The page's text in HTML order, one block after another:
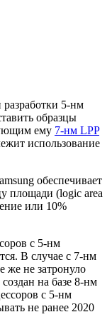
разработки 5-нм
образцы
ему 7-нм LPP
использование
обеспечивает
площади (logic area
или 10%
с 5-нм
В случае с 7-нм
же не затронуло
на базе 8-нм
с 5-нм
не ранее 2020